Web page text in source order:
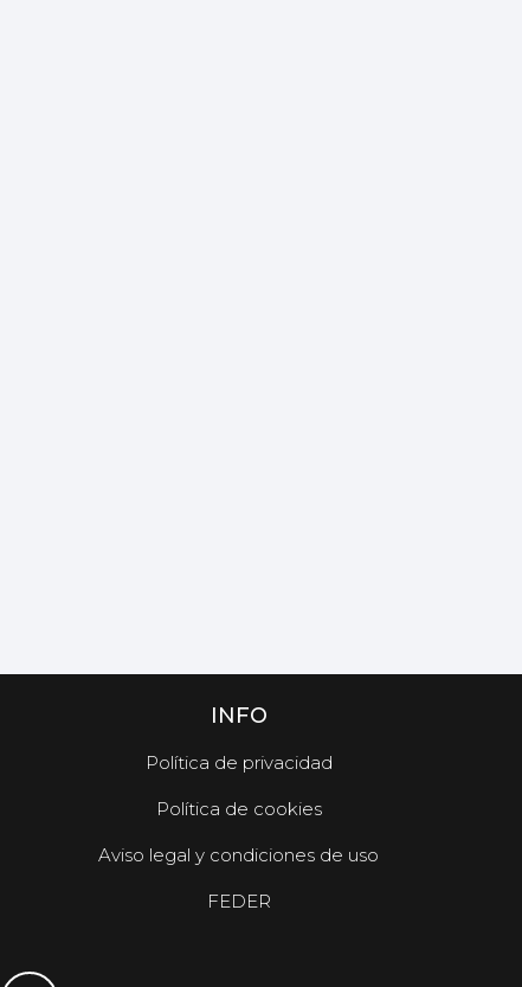
INFO
Política de privacidad
Política de cookies
Aviso legal y condiciones de uso
FEDER